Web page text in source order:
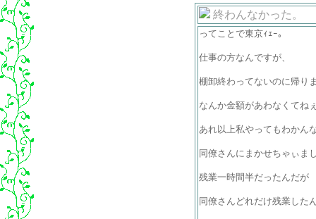
終わんなかった。
ってことで東京ｨｪｰ。
仕事の方なんですが、
棚卸終わってないのに帰り
なんか金額があわなくてね
あれ以上私やってもわかん
同僚さんにまかせちゃぃま
残業一時間半だったんだが
同僚さんどれだけ残業した